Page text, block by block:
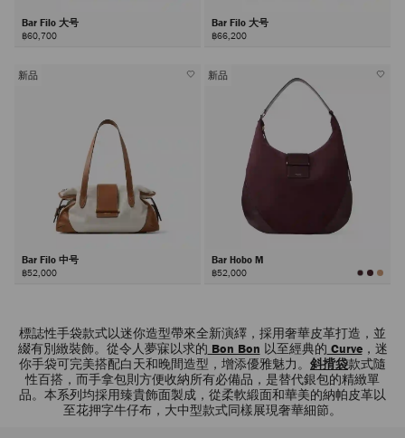
Bar Filo 大号
฿60,700
Bar Filo 大号
฿66,200
新品
Bar Filo 中号
฿52,000
新品
Bar Hobo M
฿52,000
步
標誌性手袋款式以迷你造型帶來全新演繹，採用奢華皮革打造，並
綴有別緻裝飾。從令人夢寐以求的 Bon Bon 以至經典的 Curve，迷
你手袋可完美搭配白天和晚間造型，增添優雅魅力。 斜揹袋款式隨
性百搭，而手拿包則方便收納所有必備品，是替代銀包的精緻單
品。本系列均採用臻貴飾面製成，從柔軟緞面和華美的納帕皮革以
至花押字牛仔布，大中型款式同樣展現奢華細節。